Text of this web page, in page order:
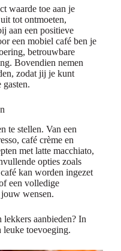
waarde toe aan je
tot ontmoeten,
aan een positieve
een mobiel café ben je
betrouwbare
Bovendien nemen
zodat jij je kunt
gasten.
te stellen. Van een
café crème en
met latte macchiato,
opties zoals
kan worden ingezet
een volledige
wensen.
lekkers aanbieden? In
leuke toevoeging.